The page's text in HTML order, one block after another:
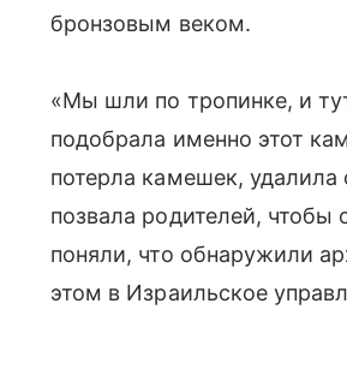
бронзовым веком.
«Мы шли по тропинке, и
подобрала именно этот
потерла камешек, удалила
позвала родителей,
поняли, что обнаружили
этом в Израильское